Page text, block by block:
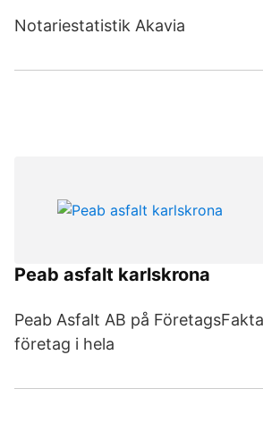
Notariestatistik Akavia
Peab asfalt karlskrona
Peab Asfalt AB på
företag i hela